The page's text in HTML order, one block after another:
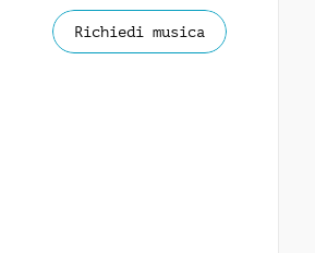
Richiedi musica